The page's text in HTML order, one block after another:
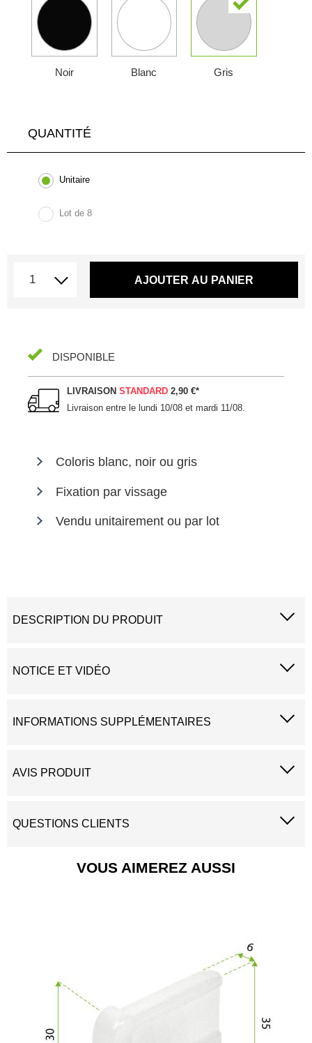
Noir Blanc Gris
QUANTITÉ
Unitaire
Lot de 8
AJOUTER AU PANIER
DISPONIBLE
LIVRAISONSTANDARD 2,90 €*
Livraison entre le lundi 10/08 et mardi 11/08.
Coloris blanc, noir ou gris
Fixation par vissage
Vendu unitairement ou par lot
DESCRIPTION DU PRODUIT
NOTICE ET VIDÉO
INFORMATIONS SUPPLÉMENTAIRES
AVIS PRODUIT
QUESTIONS CLIENTS
VOUS AIMEREZ AUSSI